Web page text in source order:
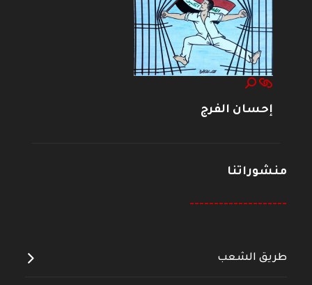
إحسان الفرج
منشوراتنا
--------------------
طريق الشعب